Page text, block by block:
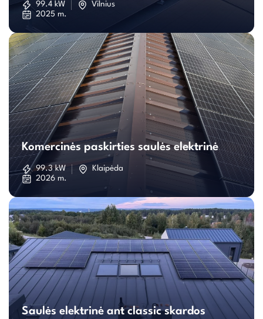
elektrinė
99.4 kW
Vilnius
2025 m.
Komercinės
paskirties
saulės
Komercinės paskirties saulės elektrinė
99.3 kW
Klaipėda
2026 m.
Saulės
elektrinė
Saulės elektrinė ant classic skardos